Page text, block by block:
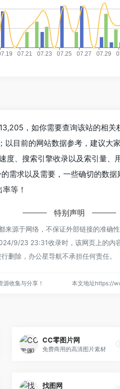
，如你需要查询该站的相关
以目前的网站数据参考，建议大
度、搜索引擎收录以及索引量、
需求以及需要，一些确切的数
等！
特别声明
来源于网络，不保证外部链接的准确
9/23 23:31收录时，该网页上的内
删除，办公星导航不承担任何责任。
收集与分享！ 本文地址https://
CC零图片网
免费商用的高清图片素材
找图网